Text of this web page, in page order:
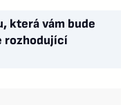
která vám bude
rozhodující